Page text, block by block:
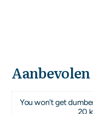
You won't get
20